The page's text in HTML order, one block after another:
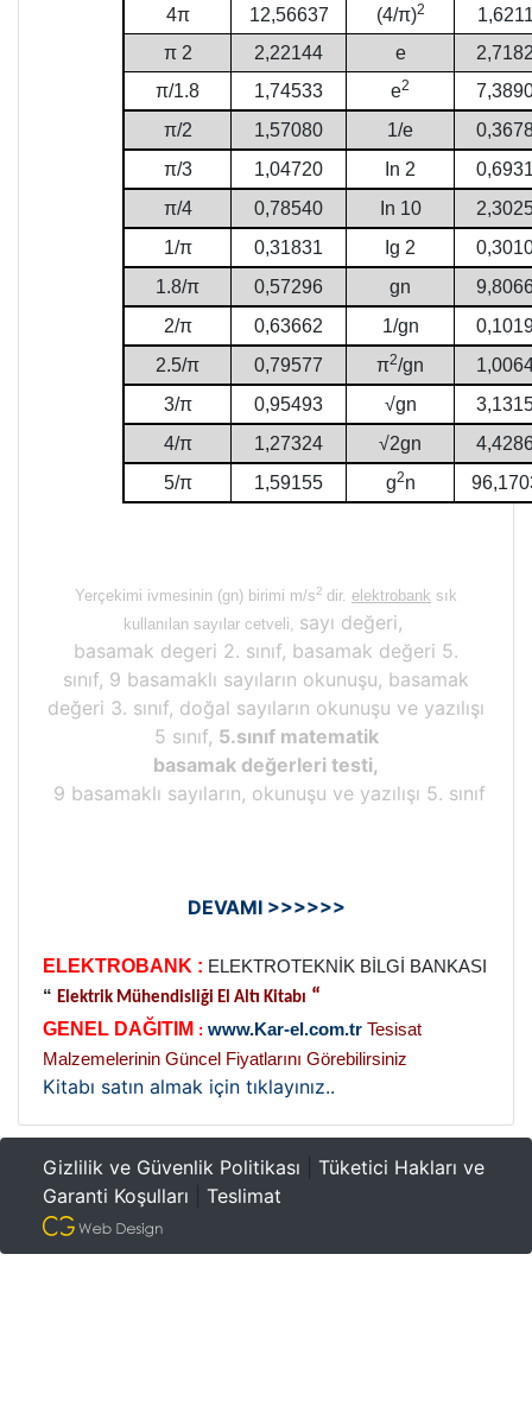
4π
12,56637 (4/π)2
π 2
2,22144 e
π/1.8
1,74533 e2
π/2
1,57080 1/e
π/3
1,04720 In 2
π/4
0,78540 In 10
1/π
0,31831 Ig 2
1.8/π
0,57296 gn
2/π
0,63662 1/gn
2.5/π
0,79577 π2/gn
3/π
0,95493 √gn
4/π
1,27324 √2gn
5/π
1,59155 g2n
Yerçekimi ivmesinin (gn) birimi m/s2 dir. elektrobank sık
kullanılan sayılar cetveli, sayı değeri,
basamak degeri 2. sınıf, basamak değeri 5.
sınıf, 9 basamaklı sayıların okunuşu, basamak
değeri 3. sınıf, doğal sayıların okunuşu ve yazılışı
5 sınıf, 5.sınıf matematik
basamak değerleri testi,
9 basamaklı sayıların, okunuşu ve yazılışı 5. sınıf
DEVAMI >>>>>>
ELEKTROBANK : ELEKTROTEKNİK BİLGİ BANKASI
“ Elektrik Mühendisliği El Altı Kitabı “
GENEL DAĞITIM : www.Kar-el.com.tr Tesisat
Malzemelerinin Güncel Fiyatlarını Görebilirsiniz
Kitabı satın almak için tıklayınız..
Gizlilik ve Güvenlik Politikası
Tüketici Hakları ve
Garanti Koşulları
Teslimat